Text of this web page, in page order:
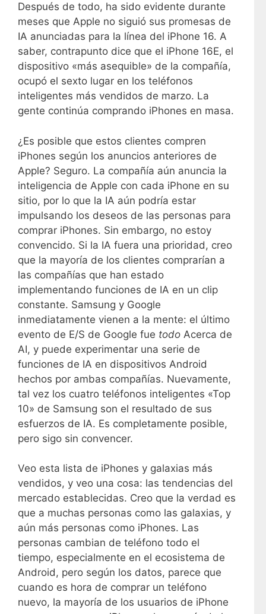
Después de todo, ha sido evidente durante
meses que Apple no siguió sus promesas de
IA anunciadas para la línea del iPhone 16. A
saber, contrapunto dice que el iPhone 16E, el
dispositivo «más asequible» de la compañía,
ocupó el sexto lugar en los teléfonos
inteligentes más vendidos de marzo. La
gente continúa comprando iPhones en masa.
¿Es posible que estos clientes compren
iPhones según los anuncios anteriores de
Apple? Seguro. La compañía aún anuncia la
inteligencia de Apple con cada iPhone en su
sitio, por lo que la IA aún podría estar
impulsando los deseos de las personas para
comprar iPhones. Sin embargo, no estoy
convencido. Si la IA fuera una prioridad, creo
que la mayoría de los clientes comprarían a
las compañías que han estado
implementando funciones de IA en un clip
constante. Samsung y Google
inmediatamente vienen a la mente: el último
evento de E/S de Google fue todo Acerca de
AI, y puede experimentar una serie de
funciones de IA en dispositivos Android
hechos por ambas compañías. Nuevamente,
tal vez los cuatro teléfonos inteligentes «Top
10» de Samsung son el resultado de sus
esfuerzos de IA. Es completamente posible,
pero sigo sin convencer.
Veo esta lista de iPhones y galaxias más
vendidos, y veo una cosa: las tendencias del
mercado establecidas. Creo que la verdad es
que a muchas personas como las galaxias, y
aún más personas como iPhones. Las
personas cambian de teléfono todo el
tiempo, especialmente en el ecosistema de
Android, pero según los datos, parece que
cuando es hora de comprar un teléfono
nuevo, la mayoría de los usuarios de iPhone